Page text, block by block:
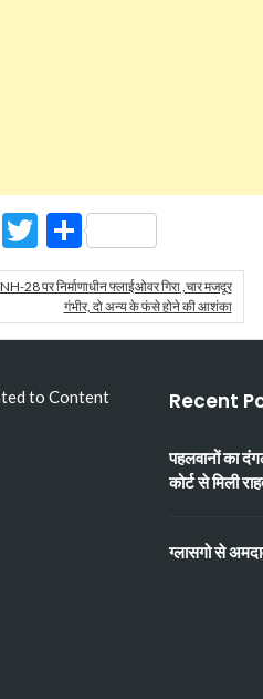
Facebook
Twitter
Share
NH-28 पर निर्माणाधीन फ्लाईओवर गिरा ,चार मजदूर
गंभीर, दो अन्‍य के फंसे होने की आशंका
to Content
Recent
पहलवानों का
कोर्ट से मिली
ग्लासगो से